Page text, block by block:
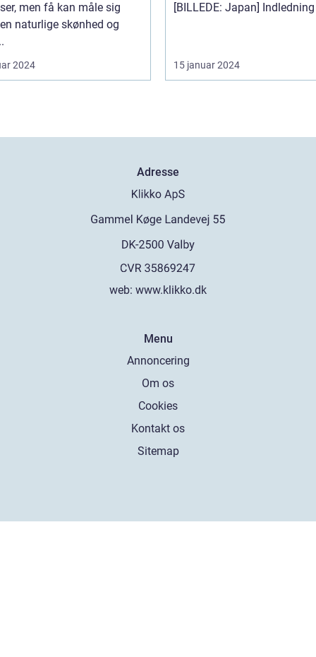
men få kan måle sig
naturlige skønhed og
2024 15 januar 2024
Adresse
web: www.klikko.dk
Menu
Annoncering
Om os
Cookies
Kontakt os
Sitemap